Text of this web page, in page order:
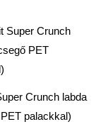
Crunch labda
palackkal)